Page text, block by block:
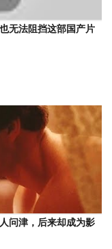
无法阻挡这部国产片
问津，后来却成为影